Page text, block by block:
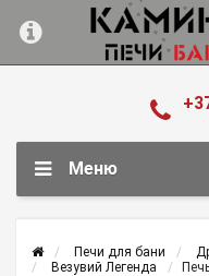
Меню
Печи для бани
Везувий Легенда